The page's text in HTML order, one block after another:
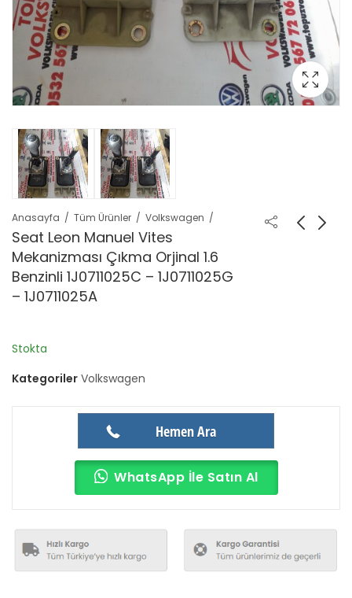
Anasayfa Tüm Ürünler Volkswagen
Seat Leon Manuel Vites
Mekanizması Çıkma Orjinal 1.6
Benzinli 1J0711025C – 1J0711025G
– 1J0711025A
Stokta
Kategoriler Volkswagen
Hemen Ara
WhatsApp İle Satın Al